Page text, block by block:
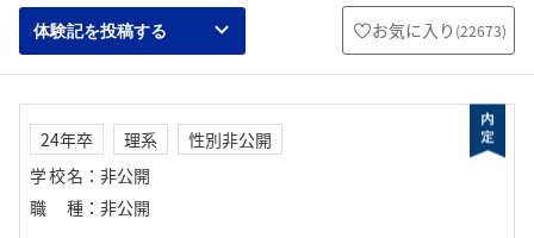
体験記を投稿する お気に入り (22673)
24年卒 理系
性別非公開
学校名 ： 非公開
職種 ： 非公開